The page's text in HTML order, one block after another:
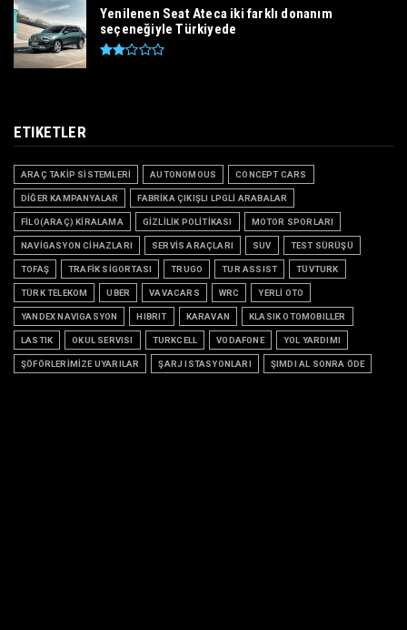
Yenilenen Seat Ateca iki farklı donanım
seçeneğiyle Türkiyede
ETIKETLER
ARAÇ TAKİP SİSTEMLERİ AUTONOMOUS CONCEPT CARS
DİĞER KAMPANYALAR FABRİKA ÇIKIŞLI LPGLİ ARABALAR
FİLO(ARAÇ) KİRALAMA GİZLİLİK POLİTİKASI MOTOR SPORLARI
NAVİGASYON CİHAZLARI SERVİS ARAÇLARI SUV TEST SÜRÜŞÜ
TOFAŞ TRAFİK SİGORTASI TRUGO TUR ASSIST TÜVTURK
TÜRK TELEKOM UBER VAVACARS WRC YERLİ OTO
YANDEX NAVIGASYON HIBRIT KARAVAN KLASIK OTOMOBILLER
LASTIK OKUL SERVISI TURKCELL VODAFONE YOL YARDIMI
ŞÖFÖRLERİMİZE UYARILAR ŞARJ ISTASYONLARI ŞIMDI AL SONRA ÖDE